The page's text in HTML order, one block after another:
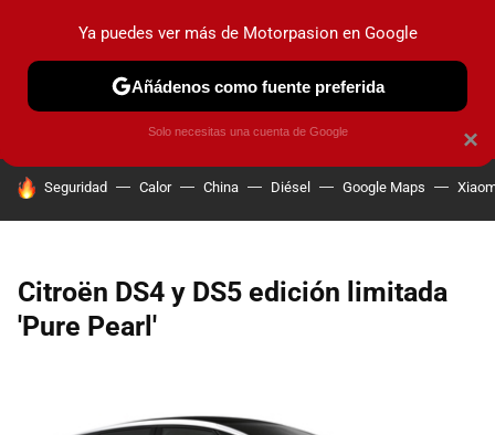
PRUEBAS COCHES ELÉCTRICOS OBSERVATORIO
HOY SE HABLA DE
Seguridad Calor China Diésel Google Maps
Citroën DS4 y DS5 edición limitada
'Pure Pearl'
×
Ya puedes ver más de Motorpasion en Google
Añádenos como fuente preferida
Solo necesitas una cuenta de Google